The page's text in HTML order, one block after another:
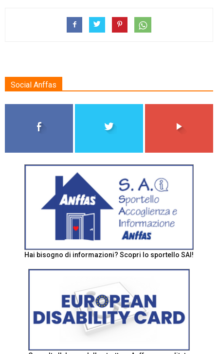
Social Anffas
Hai bisogno di informazioni? Scopri lo sportello SAI!